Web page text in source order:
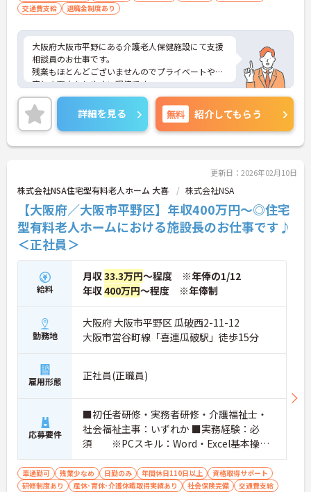
交通費支給
退職金制度あり
大阪府大阪市平野にある介護老人保健施設にて支援
相談員のお仕事です。
残業もほとんどございませんのでプライベートや家
庭との両立もしやすい環境です。
ご興味ある方には、面接対策ポイントなど、さらに
詳細をお話しいたしますのでお気軽にご相談くださ
い。
詳細を見る 無料 紹介してもらう
更新日：2026年02月10日
株式会社NSA住宅型有料老人ホーム 大喜 株式会社NSA
【大阪府／大阪市平野区】年収400万円～◎住宅
型有料老人ホームにおける施設長のお仕事です♪
＜正社員＞
給料
月収33.3万円～程度 ※年俸の1/12
年収400万円～程度 ※年俸制
勤務地
大阪府 大阪市平野区 瓜破西2-11-12
大阪市営谷町線「喜連瓜破駅」徒歩15分
雇用形態 正社員(正職員)
応募要件
■初任者研修・実務者研修・介護福祉士・
社会福祉主事：いずれか ■実務経験：必
須 ※PCスキル：Word・Excel基本操作
必須 ■普通自動車運転免許（AT限定可）：
必須
車通勤可 残業少なめ 日勤のみ 年間休日110日以上
資格取得サポート
研修制度あり
産休･育休･介護休暇取得実績あり 社会保険完備
交通費支給